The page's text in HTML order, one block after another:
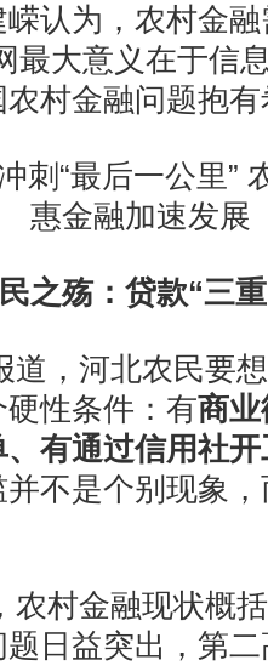
认为，农村金
最大意义在于信
村金融问题抱有
之殇：贷款“三
，河北农民要想
性条件：有商
有通过信用社
不是个别现象
村金融现状概括
日益突出，第